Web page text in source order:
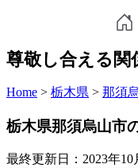
尊敬し合える関
Home > 栃木県 > 那須
栃木県那須烏山市
最終更新日： 2023年10